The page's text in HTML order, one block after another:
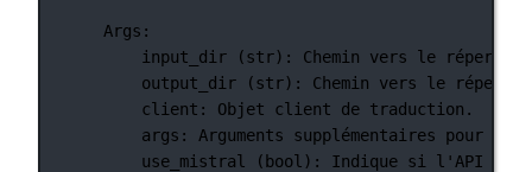
Args:
input_dir (str): Chemin vers le
output_dir (str): Chemin vers le
client: Objet client de traduction.
args: Arguments supplémentaires pour la
use_mistral (bool): Indique si l'API